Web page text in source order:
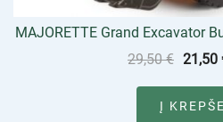
MAJORETTE Grand Excavator
29,50€ 21,50
Į